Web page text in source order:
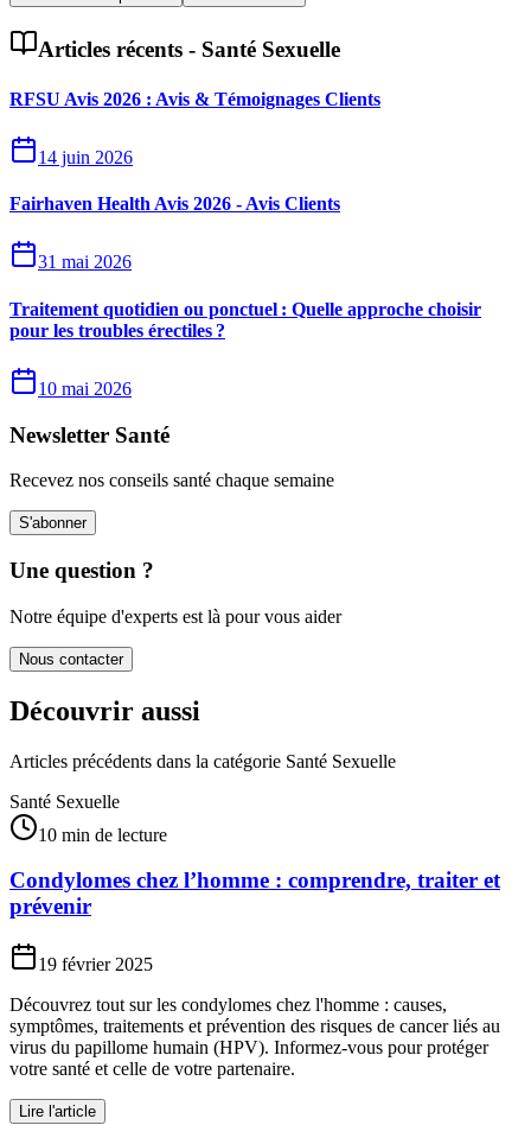
Articles récents - Santé Sexuelle
RFSU Avis 2026 : Avis & Témoignages Clients
14 juin 2026
Fairhaven Health Avis 2026 - Avis Clients
31 mai 2026
Traitement quotidien ou ponctuel : Quelle approche choisir
pour les troubles érectiles ?
10 mai 2026
Newsletter Santé
Recevez nos conseils santé chaque semaine
S'abonner
Une question ?
Notre équipe d'experts est là pour vous aider
Nous contacter
Découvrir aussi
Articles précédents dans la catégorie Santé Sexuelle
Santé Sexuelle
10 min de lecture
Condylomes chez l’homme : comprendre, traiter et
prévenir
19 février 2025
Découvrez tout sur les condylomes chez l'homme : causes,
symptômes, traitements et prévention des risques de cancer liés au
virus du papillome humain (HPV). Informez-vous pour protéger
votre santé et celle de votre partenaire.
Lire l'article